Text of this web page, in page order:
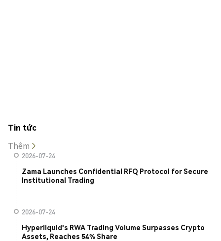
Tin tức
Thêm
2026-07-24
Zama Launches Confidential RFQ Protocol for Secure
Institutional Trading
2026-07-24
Hyperliquid's RWA Trading Volume Surpasses Crypto
Assets, Reaches 54% Share